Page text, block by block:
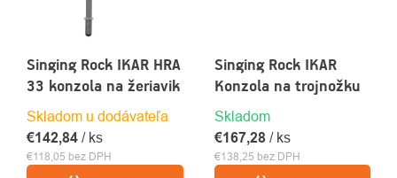
Singing Rock IKAR HRA
33 konzola na žeriavik
Skladom u dodávateľa
€118,05 bez DPH
€142,84 / ks
Singing Rock IKAR
Konzola na trojnožku
Skladom
€138,25 bez DPH
€167,28 / ks